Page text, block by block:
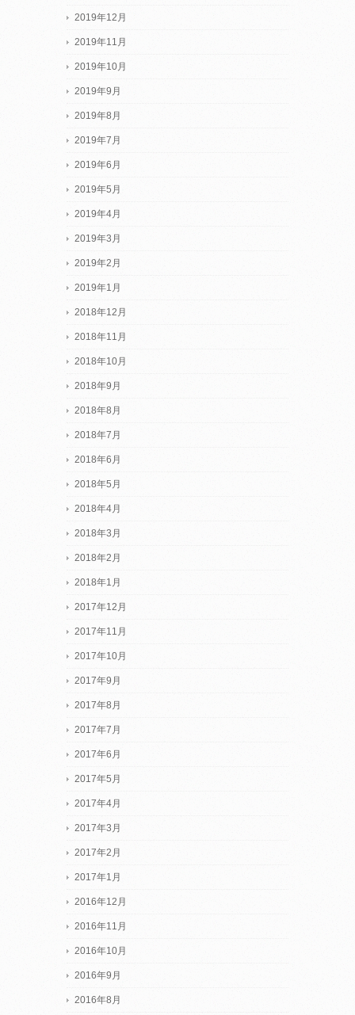
2019年12月
2019年11月
2019年10月
2019年9月
2019年8月
2019年7月
2019年6月
2019年5月
2019年4月
2019年3月
2019年2月
2019年1月
2018年12月
2018年11月
2018年10月
2018年9月
2018年8月
2018年7月
2018年6月
2018年5月
2018年4月
2018年3月
2018年2月
2018年1月
2017年12月
2017年11月
2017年10月
2017年9月
2017年8月
2017年7月
2017年6月
2017年5月
2017年4月
2017年3月
2017年2月
2017年1月
2016年12月
2016年11月
2016年10月
2016年9月
2016年8月